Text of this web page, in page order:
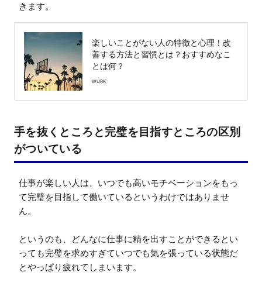
きます。
楽しいことがない人の特徴と心理！改
善する方法と習慣とは？おすすめなこ
とは何？
WURK
手を抜くところと完璧を目指すところの区別
がついている
仕事が楽しい人は、いつでも高いモチベーションをもっ
て完璧を目指して働いているというわけではありませ
ん。
というのも、どんなに仕事に精を出すことができるとい
っても完璧を求めすぎていつでも気を張っている状態だ
とやっぱり疲れてしまいます。